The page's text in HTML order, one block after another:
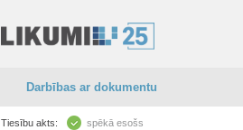
Darbības ar dokumentu
Tiesību akts: spēkā esošs